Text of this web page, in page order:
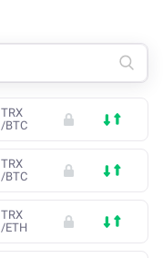
TRX
/BTC
TRX
/BTC
TRX
/ETH